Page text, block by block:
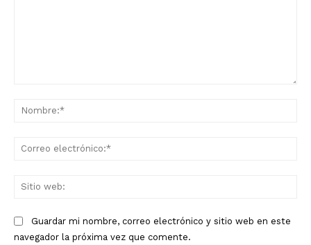
Guardar mi nombre, correo electrónico y sitio web en este
navegador la próxima vez que comente.